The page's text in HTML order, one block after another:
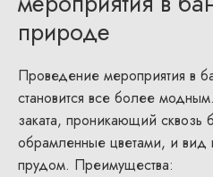
природе
Проведение мероприятия в
становится все более
заката, проникающий сквозь
обрамленные цветами, и
прудом. Преимущества: